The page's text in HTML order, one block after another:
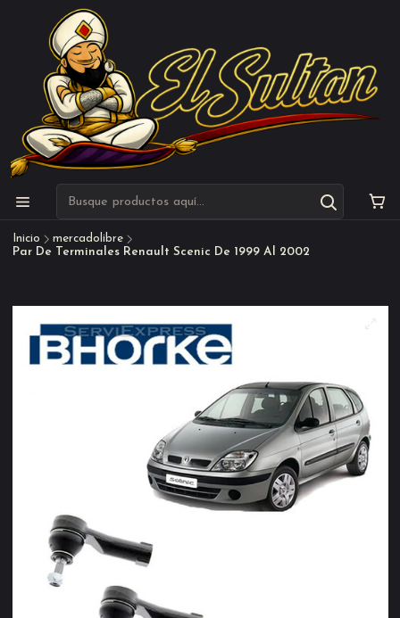
Inicio
mercadolibre
Par De Terminales Renault Scenic De 1999 Al 2002